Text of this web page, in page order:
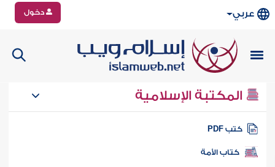
عربي دخول
المكتبة الإسلامية
كتب PDF